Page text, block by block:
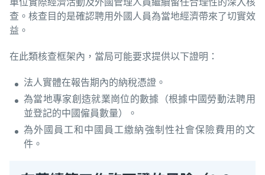
查。核查目的是確認聘用外國人員為當地經濟帶來了切實效
益。
在此類核查框架內，當局可能要求提供以下證明：
法人實體在報告期內的納稅憑證。
為當地專家創造就業崗位的數據（根據中國勞動法聘用
並登記的中國僱員數量）。
為外國員工和中國員工繳納強制性社會保險費用的文
件。